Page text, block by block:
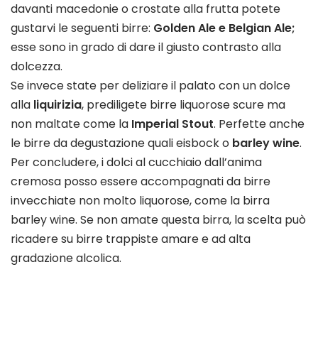
davanti macedonie o crostate alla frutta potete
gustarvi le seguenti birre: Golden Ale e Belgian Ale;
esse sono in grado di dare il giusto contrasto alla
dolcezza.
Se invece state per deliziare il palato con un dolce
alla liquirizia, prediligete birre liquorose scure ma
non maltate come la Imperial Stout. Perfette anche
le birre da degustazione quali eisbock o barley wine.
Per concludere, i dolci al cucchiaio dall’anima
cremosa posso essere accompagnati da birre
invecchiate non molto liquorose, come la birra
barley wine. Se non amate questa birra, la scelta può
ricadere su birre trappiste amare e ad alta
gradazione alcolica.